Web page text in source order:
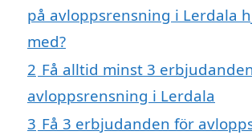
på avloppsrensning i Lerdala
med?
2 Få alltid minst 3
avloppsrensning i Lerdala
3 Få 3 erbjudanden för